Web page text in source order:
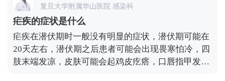
出现精神病的症状，如抑郁行为异常等。而出现糖皮
质的症状是肾上腺功能低下，速发和迟发的过敏反应
以及青肿，另外会诱发心绞痛高血糖，味觉异常血压
异常等危害。
复旦大学附属华山医院 感染科
疟疾的症状是什么
疟疾在潜伏期时一般没有明显的症状，潜伏期可能在
20天左右，潜伏期之后患者可能会出现畏寒怕冷，四
肢末端发凉，皮肤可能会起鸡皮疙瘩，口唇指甲发